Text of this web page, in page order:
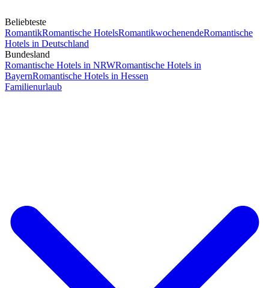
Beliebteste
RomantikRomantische HotelsRomantikwochenendeRomantische
Hotels in Deutschland
Bundesland
Romantische Hotels in NRWRomantische Hotels in
BayernRomantische Hotels in Hessen
Familienurlaub